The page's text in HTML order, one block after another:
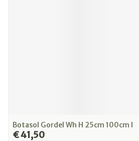
Botasol Gordel Wh H 25cm 100cm l
€ 41,50